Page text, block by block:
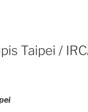
Taipei /